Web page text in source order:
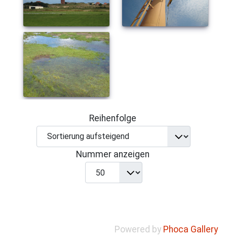
Reihenfolge
Nummer anzeigen
Powered by Phoca Gallery